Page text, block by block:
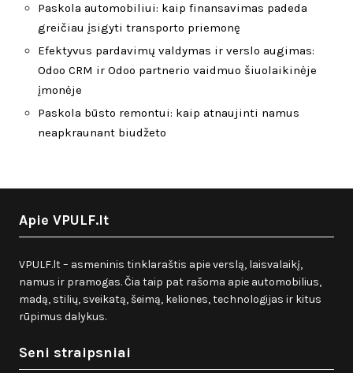
Paskola automobiliui: kaip finansavimas padeda
greičiau įsigyti transporto priemonę
Efektyvus pardavimų valdymas ir verslo augimas:
Odoo CRM ir Odoo partnerio vaidmuo šiuolaikinėje
įmonėje
Paskola būsto remontui: kaip atnaujinti namus
neapkraunant biudžeto
Apie VPULF.lt
VPULF.lt – asmeninis tinklaraštis apie verslą, laisvalaikį,
namus ir pramogas. Čia taip pat rašoma apie automobilius,
madą, stilių, sveikatą, šeimą, keliones, technologijas ir kitus
rūpimus dalykus.
Seni straipsniai